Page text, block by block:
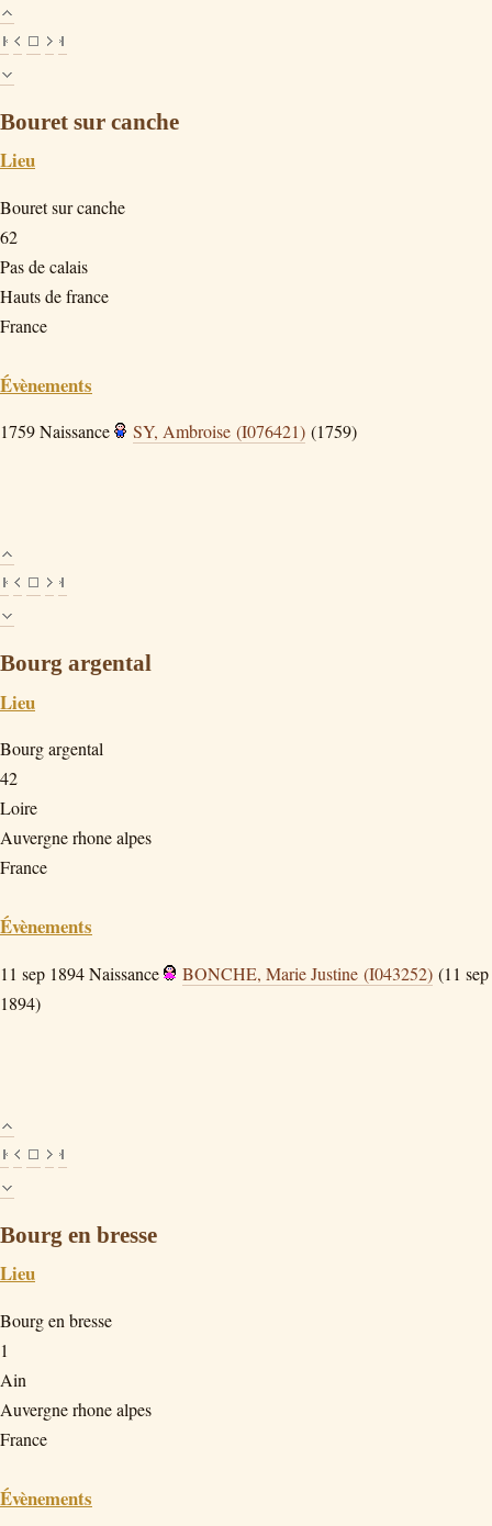
Bouret sur canche
Lieu
Bouret sur canche
62
Pas de calais
Hauts de france
France
Évènements
1759Naissance SY, Ambroise (I076421) (1759)
Bourg argental
Lieu
Bourg argental
42
Loire
Auvergne rhone alpes
France
Évènements
11 sep 1894Naissance BONCHE, Marie Justine (I043252) (11 sep
1894)
Bourg en bresse
Lieu
Bourg en bresse
1
Ain
Auvergne rhone alpes
France
Évènements